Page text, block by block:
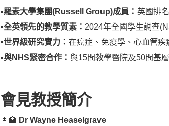
▪︎羅素大學集團(Russell Group)成員：英國排
▪︎全英領先的教學質素： 2024年全國學生調查
▪︎世界級研究實力：在癌症、免疫學、心血管
▪︎與NHS緊密合作：與15間教學醫院及50間基
會見教授簡介
👩‍🏫 Dr Wayne Heaselgrave